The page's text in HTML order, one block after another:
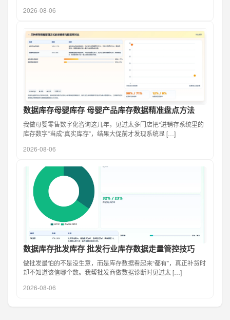
2026-08-06
数据库存母婴库存 母婴产品库存数据精准盘点方法
我做母婴零售数字化咨询这几年，见过太多门店把“进销存系统里的
库存数字”当成“真实库存”，结果大促前才发现系统显 […]
2026-08-06
数据库存批发库存 批发行业库存数据走量管控技巧
做批发最怕的不是没生意，而是库存数据看起来“都有”，真正补货时
却不知道该信哪个数。我帮批发商做数据诊断时见过太 […]
2026-08-06